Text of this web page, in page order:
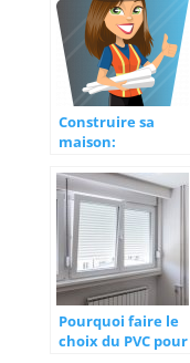
Construire sa
maison:
plan architectural
Pourquoi faire le
choix du PVC pour